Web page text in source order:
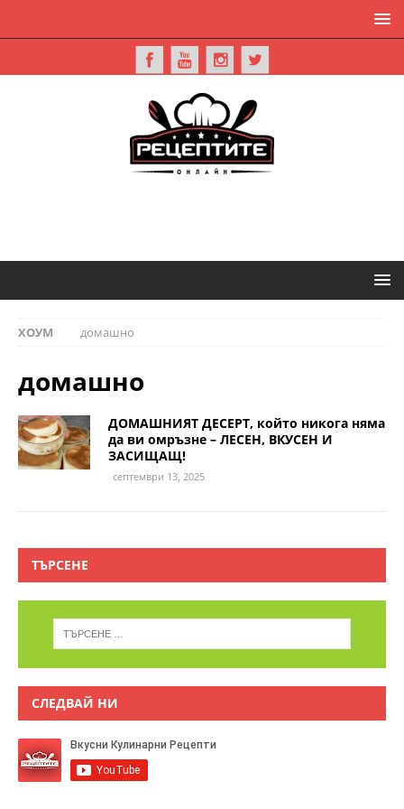
ХОУМ домашно
домашно
ДОМАШНИЯТ ДЕСЕРТ, който никога няма
да ви омръзне – ЛЕСЕН, ВКУСЕН И
ЗАСИЩАЩ!
септември 13, 2025
ТЪРСЕНЕ
СЛЕДВАЙ НИ